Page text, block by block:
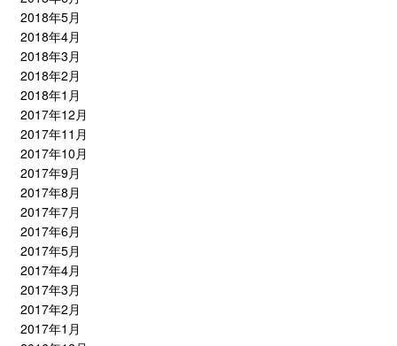
2018年5月
2018年4月
2018年3月
2018年2月
2018年1月
2017年12月
2017年11月
2017年10月
2017年9月
2017年8月
2017年7月
2017年6月
2017年5月
2017年4月
2017年3月
2017年2月
2017年1月